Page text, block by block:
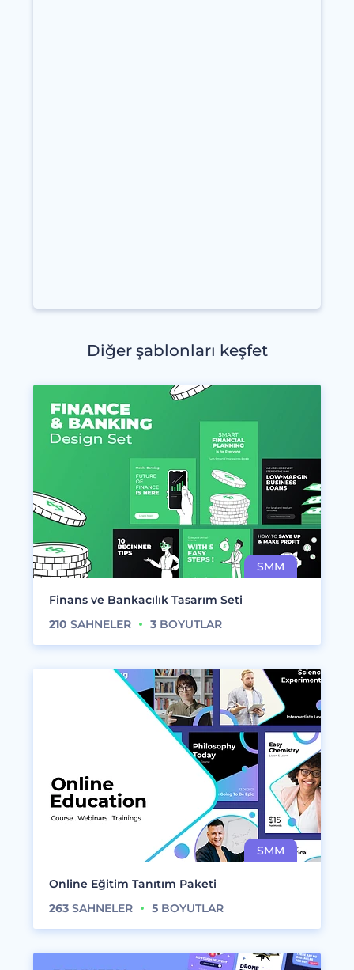
Diğer şablonları keşfet
Finans ve Bankacılık Tasarım Seti
210 SAHNELER 3 BOYUTLAR
Online Eğitim Tanıtım Paketi
263 SAHNELER 5 BOYUTLAR